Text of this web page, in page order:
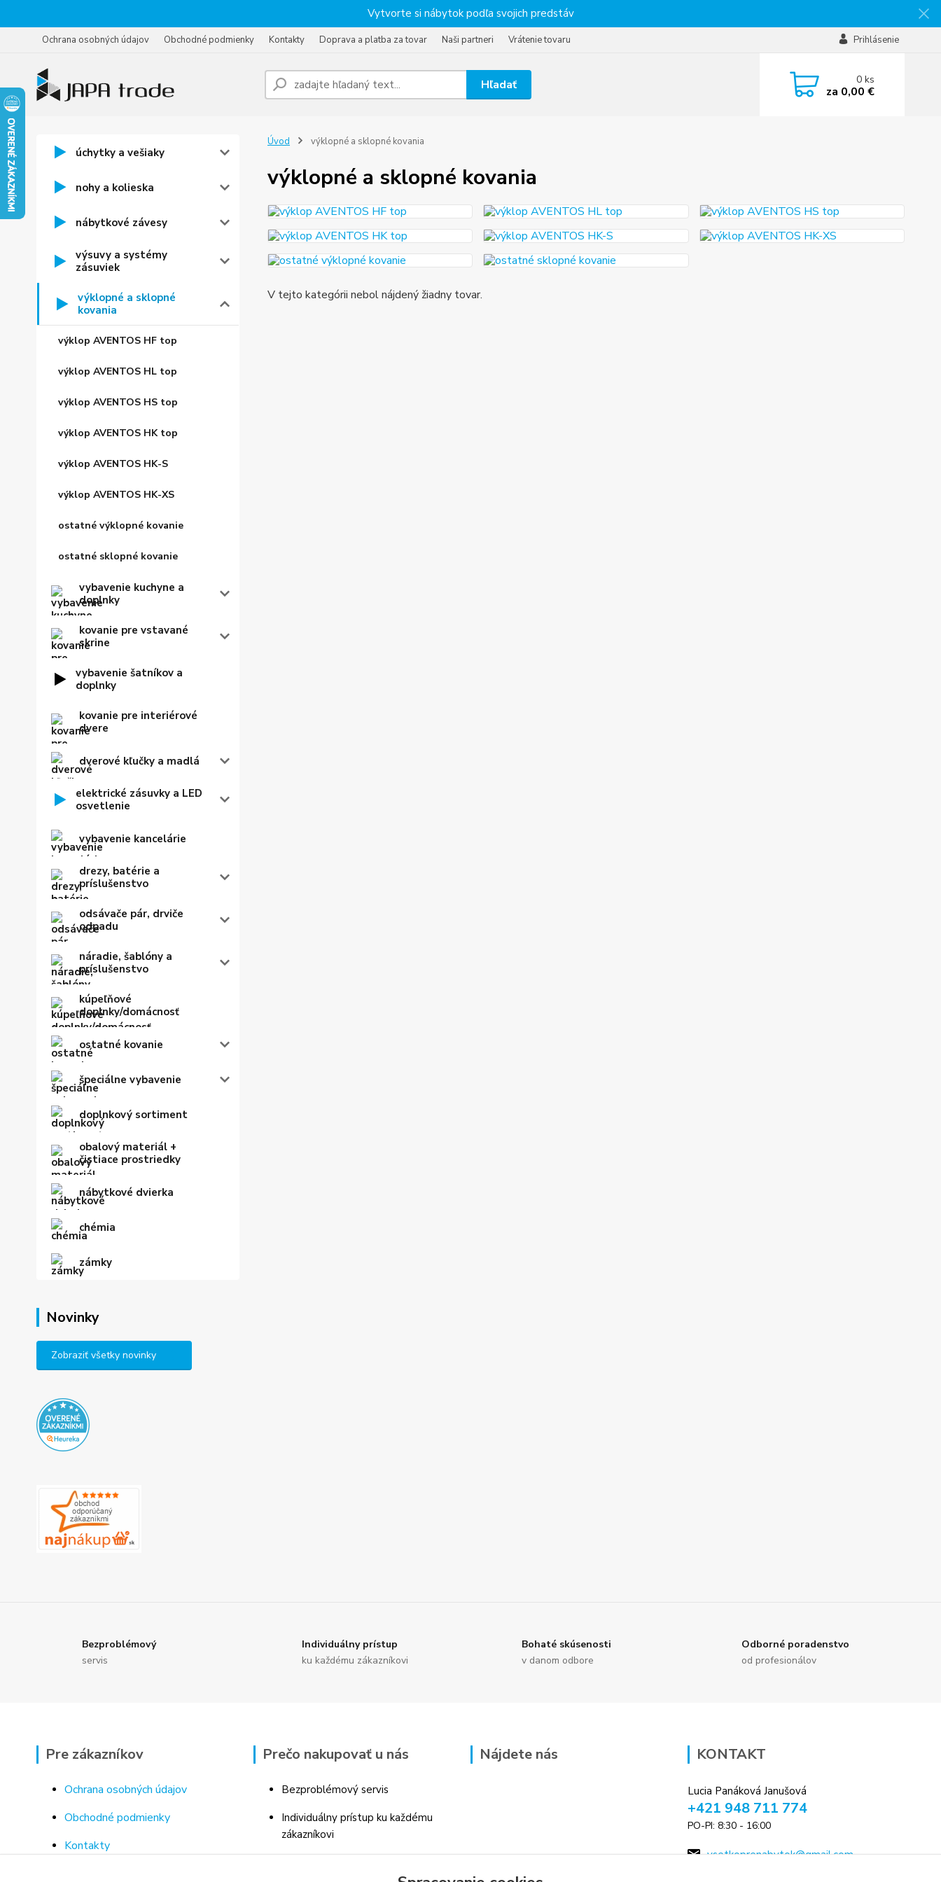
Vytvorte si nábytok podľa svojich predstáv
Ochrana osobných údajov Obchodné podmienky Kontakty Doprava a platba za tovar Naši partneri Vrátenie tovaru Prihlásenie
Hľadať 0ks
za 0,00 €
úchytky a vešiaky
nohy a kolieska
nábytkové závesy
výsuvy a systémy
zásuviek
výklopné a sklopné
kovania
výklop AVENTOS HF top
výklop AVENTOS HL top
výklop AVENTOS HS top
výklop AVENTOS HK top
výklop AVENTOS HK-S
výklop AVENTOS HK-XS
ostatné výklopné kovanie
ostatné sklopné kovanie
vybavenie kuchyne a
doplnky
kovanie pre vstavané
skrine
vybavenie šatníkov a
doplnky
kovanie pre interiérové
dvere
dverové kľučky a madlá
elektrické zásuvky a LED
osvetlenie
vybavenie kancelárie
drezy, batérie a
príslušenstvo
odsávače pár, drviče
odpadu
náradie, šablóny a
príslušenstvo
kúpeľňové
doplnky/domácnosť
ostatné kovanie
špeciálne vybavenie
doplnkový sortiment
obalový materiál +
čistiace prostriedky
nábytkové dvierka
chémia
zámky
Novinky
Zobraziť všetky novinky
Úvod výklopné a sklopné kovania
výklopné a sklopné kovania
V tejto kategórii nebol nájdený žiadny tovar.
Bezproblémový
servis
Individuálny prístup
ku každému zákazníkovi
Bohaté skúsenosti
v danom odbore
Odborné poradenstvo
od profesionálov
Pre zákazníkov
Ochrana osobných údajov
Obchodné podmienky
Kontakty
Prečo nakupovať u nás
Bezproblémový servis
Individuálny prístup ku každému
zákazníkovi
Nájdete nás KONTAKT
Lucia Panáková Janušová
+421 948 711 774
PO-PI: 8:30 - 16:00
vsetkoprenabytok@gmail.com